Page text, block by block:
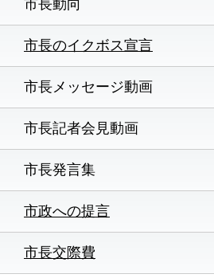
市長動向
市長のイクボス宣言
市長メッセージ動画
市長記者会見動画
市長発言集
市政への提言
市長交際費